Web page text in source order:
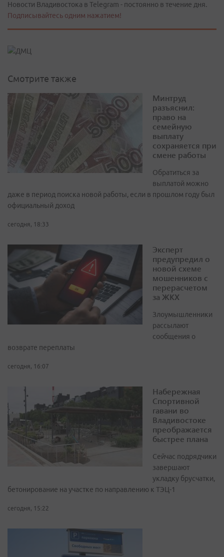
Новости Владивостока в Telegram - постоянно в течение дня.
Подписывайтесь одним нажатием!
Смотрите также
Минтруд
разъяснил:
право на
семейную
выплату
сохраняется при
смене работы
Обратиться за
выплатой можно
даже в период поиска новой работы, если в прошлом году был
официальный доход
сегодня, 18:33
Эксперт
предупредил о
новой схеме
мошенников с
перерасчетом
за ЖКХ
Злоумышленники
рассылают
сообщения о
возврате переплаты
сегодня, 16:07
Набережная
Спортивной
гавани во
Владивостоке
преображается
быстрее плана
Сейчас подрядчики
завершают
укладку брусчатки,
бетонирование на участке по направлению к ТЭЦ-1
сегодня, 15:22